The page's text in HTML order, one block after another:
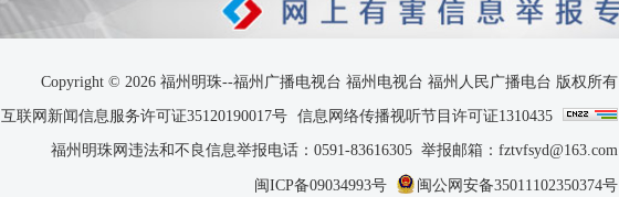
Copyright © 2026 福州明珠--福州广播电视台 福州电视台 福州人民广播电台 版权所有
互联网新闻信息服务许可证35120190017号 信息网络传播视听节目许可证1310435
福州明珠网违法和不良信息举报电话：0591-83616305 举报邮箱：fztvfsyd@163.com
闽ICP备09034993号
闽公网安备35011102350374号